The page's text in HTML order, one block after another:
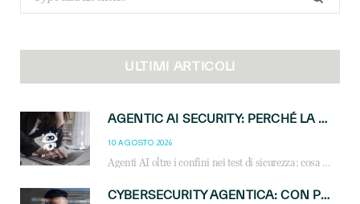
for:
ULTIMI ARTICOLI
AGENTIC AI SECURITY: PERCHÉ LA GOVERNANCE DEGLI AGENTI È LA NUOVA FRONTIERA DEL CANALE IT
10 AGOSTO 2026
Agenti AI oltre i confini nei test di sicurezza: cosa significa per reseller e MSP e come governare l’AI agentica in azienda.
CYBERSECURITY AGENTICA: CON PERCEPTION E MAI-CYBER-1-FLASH MICROSOFT APRE NUOVI SERVIZI PER IL CANALE